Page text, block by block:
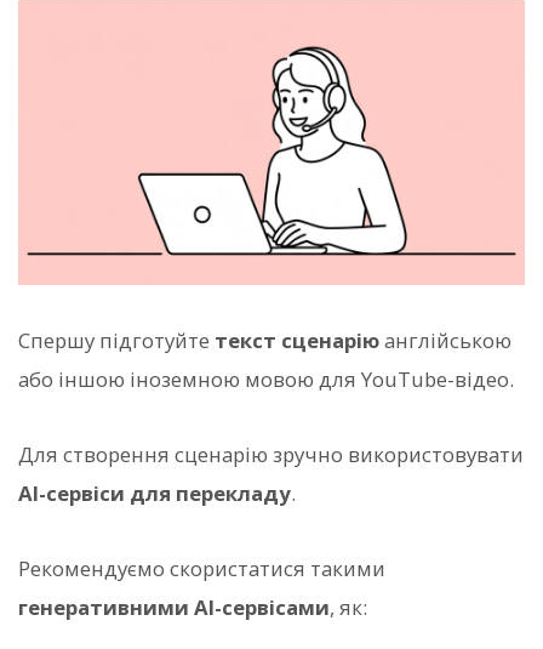
Спершу підготуйте текст сценаріюанглійською
або іншою іноземною мовою для YouTube-відео.
Для створення сценарію зручно використовувати
AI-сервіси для перекладу.
Рекомендуємо скористатися такими
генеративними AI-сервісами, як: